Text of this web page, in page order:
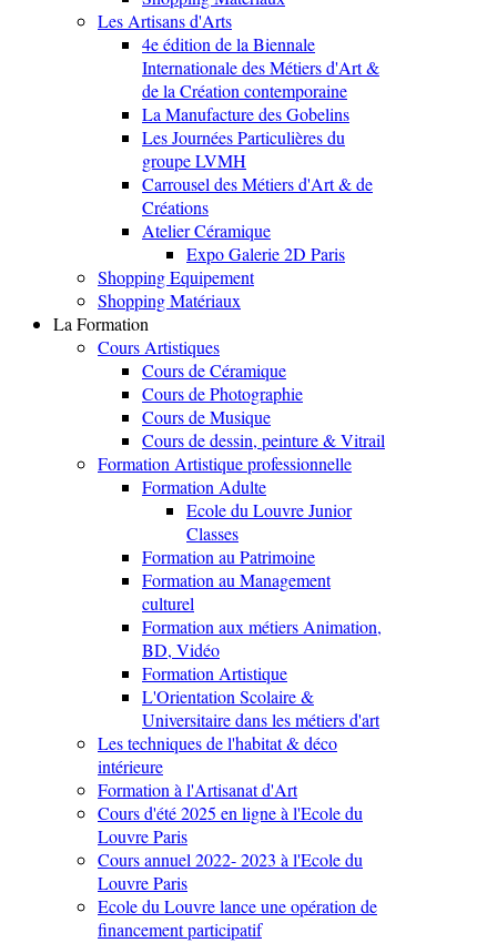
Les Artisans d'Arts
4e édition de la Biennale
Internationale des Métiers d'Art &
de la Création contemporaine
La Manufacture des Gobelins
Les Journées Particulières du
groupe LVMH
Carrousel des Métiers d'Art & de
Créations
Atelier Céramique
Expo Galerie 2D Paris
Shopping Equipement
Shopping Matériaux
La Formation
Cours Artistiques
Cours de Céramique
Cours de Photographie
Cours de Musique
Cours de dessin, peinture & Vitrail
Formation Artistique professionnelle
Formation Adulte
Ecole du Louvre Junior
Classes
Formation au Patrimoine
Formation au Management
culturel
Formation aux métiers Animation,
BD, Vidéo
Formation Artistique
L'Orientation Scolaire &
Universitaire dans les métiers d'art
Les techniques de l'habitat & déco
intérieure
Formation à l'Artisanat d'Art
Cours d'été 2025 en ligne à l'Ecole du
Louvre Paris
Cours annuel 2022- 2023 à l'Ecole du
Louvre Paris
Ecole du Louvre lance une opération de
financement participatif